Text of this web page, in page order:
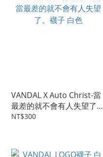
VANDAL X Auto Christ-當
最差的就不會有人失望了。
襪子 白色
NT$300